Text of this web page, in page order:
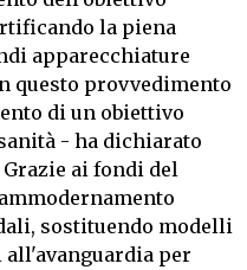
la piena
apparecchiature
questo provvedimento
di un obiettivo
- ha dichiarato
Grazie ai fondi del
sostituendo modelli
per